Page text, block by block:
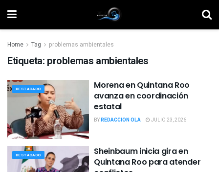
Home Tag problemas ambientales
Etiqueta: problemas ambientales
DESTACADO
Morena en Quintana Roo
avanza en coordinación
estatal
BYREDACCION OLA JULIO 23, 2026
DESTACADO
Sheinbaum inicia gira en
Quintana Roo para atender